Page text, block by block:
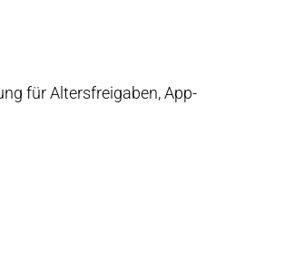
für Altersfreigaben, App-